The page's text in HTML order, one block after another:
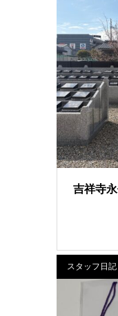
吉祥寺
スタッフ日記